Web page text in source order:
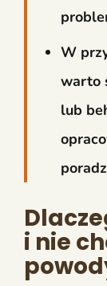
W
warto
lub
i nie